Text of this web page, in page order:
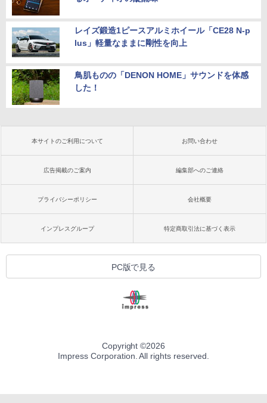
レイズ鍛造1ピースアルミホイール「CE28 N-p
lus」軽量なままに剛性を向上
鳥肌ものの「DENON HOME」サウンドを体感
した！
本サイトのご利用について お問い合わせ
広告掲載のご案内 編集部へのご連絡
プライバシーポリシー 会社概要
インプレスグループ 特定商取引法に基づく表示
PC版で見る
Copyright ©2026
Impress Corporation. All rights reserved.